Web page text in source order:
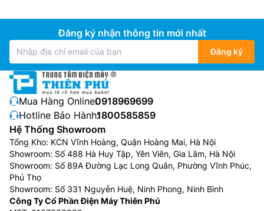
Đăng ký nhận thông tin mới nhất
Đăng ký
Mua Hàng Online:0918969699
Hotline Bảo Hành:1800585859
Hệ Thống Showroom
Tổng Kho: KCN Vĩnh Hoàng, Quận Hoàng Mai, Hà Nội
Showroom: Số 488 Hà Huy Tập, Yên Viên, Gia Lâm, Hà Nội
Showroom: Số 89A Đường Lạc Long Quân, Phường Vĩnh Phúc,
Phú Thọ
Showroom: Số 331 Nguyễn Huệ, Ninh Phong, Ninh Bình
Công Ty Cổ Phần Điện Máy Thiên Phú